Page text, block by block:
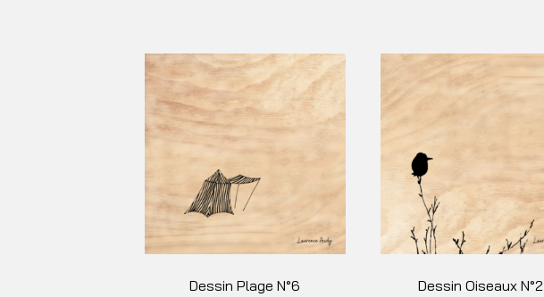
Dessin Plage N°6 Dessin Oiseaux N°2